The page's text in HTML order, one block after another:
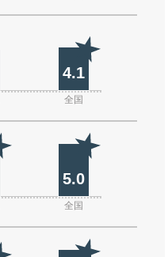
4.1
全国
5.0
全国